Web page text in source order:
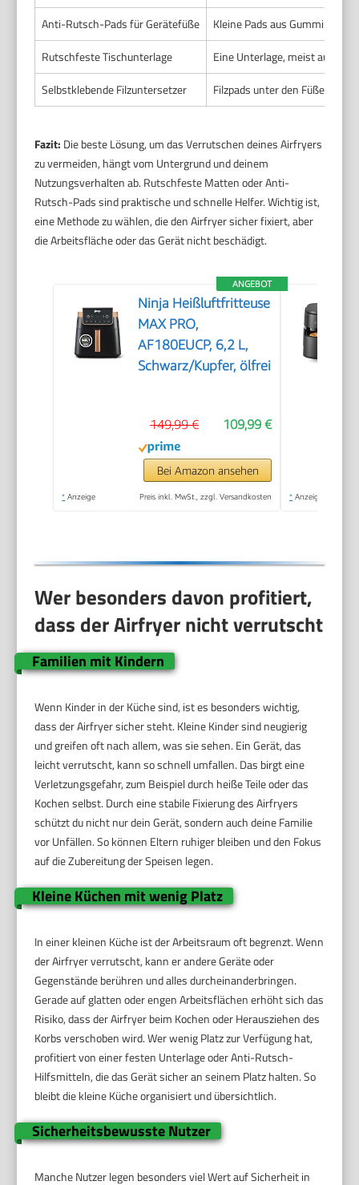
Anti-Rutsch-Pads für Gerätefüße
Kleine Pads aus Gummi oder
Rutschfeste Tischunterlage
Eine Unterlage, meist aus
Selbstklebende Filzuntersetzer
Filzpads unter den Füßen
Fazit: Die beste Lösung, um das Verrutschen deines Airfryers
zu vermeiden, hängt vom Untergrund und deinem
Nutzungsverhalten ab. Rutschfeste Matten oder Anti-
Rutsch-Pads sind praktische und schnelle Helfer. Wichtig ist,
eine Methode zu wählen, die den Airfryer sicher fixiert, aber
die Arbeitsfläche oder das Gerät nicht beschädigt.
ANGEBOT
Ninja Heißluftfritteuse
MAX PRO,
AF180EUCP, 6,2 L,
Schwarz/Kupfer, ölfrei
109,99 €
149,99 €
Bei Amazon ansehen
* Anzeige Preis inkl. MwSt., zzgl. Versandkosten * Anzeige
Wer besonders davon profitiert,
dass der Airfryer nicht verrutscht
Familien mit Kindern
Wenn Kinder in der Küche sind, ist es besonders wichtig,
dass der Airfryer sicher steht. Kleine Kinder sind neugierig
und greifen oft nach allem, was sie sehen. Ein Gerät, das
leicht verrutscht, kann so schnell umfallen. Das birgt eine
Verletzungsgefahr, zum Beispiel durch heiße Teile oder das
Kochen selbst. Durch eine stabile Fixierung des Airfryers
schützt du nicht nur dein Gerät, sondern auch deine Familie
vor Unfällen. So können Eltern ruhiger bleiben und den Fokus
auf die Zubereitung der Speisen legen.
Kleine Küchen mit wenig Platz
In einer kleinen Küche ist der Arbeitsraum oft begrenzt. Wenn
der Airfryer verrutscht, kann er andere Geräte oder
Gegenstände berühren und alles durcheinanderbringen.
Gerade auf glatten oder engen Arbeitsflächen erhöht sich das
Risiko, dass der Airfryer beim Kochen oder Herausziehen des
Korbs verschoben wird. Wer wenig Platz zur Verfügung hat,
profitiert von einer festen Unterlage oder Anti-Rutsch-
Hilfsmitteln, die das Gerät sicher an seinem Platz halten. So
bleibt die kleine Küche organisiert und übersichtlich.
Sicherheitsbewusste Nutzer
Manche Nutzer legen besonders viel Wert auf Sicherheit in